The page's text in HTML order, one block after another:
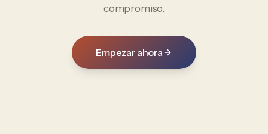
compromiso.
Empezar ahora